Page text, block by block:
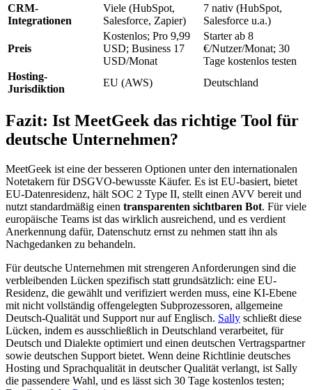
CRM-
Integrationen
Viele (HubSpot,
Salesforce, Zapier)
7 nativ (HubSpot,
Salesforce u.a.)
Preis
Kostenlos; Pro 9,99
USD; Business 17
USD/Monat
Starter ab 8
€/Nutzer/Monat; 30
Tage kostenlos testen
Hosting-
Jurisdiktion
EU (AWS) Deutschland
Fazit: Ist MeetGeek das richtige Tool für
deutsche Unternehmen?
MeetGeek ist eine der besseren Optionen unter den internationalen
Notetakern für DSGVO-bewusste Käufer. Es ist EU-basiert, bietet
EU-Datenresidenz, hält SOC 2 Type II, stellt einen AVV bereit und
nutzt standardmäßig einen transparenten sichtbaren Bot. Für viele
europäische Teams ist das wirklich ausreichend, und es verdient
Anerkennung dafür, Datenschutz ernst zu nehmen statt ihn als
Nachgedanken zu behandeln.
Für deutsche Unternehmen mit strengeren Anforderungen sind die
verbleibenden Lücken spezifisch statt grundsätzlich: eine EU-
Residenz, die gewählt und verifiziert werden muss, eine KI-Ebene
mit nicht vollständig offengelegten Subprozessoren, allgemeine
Deutsch-Qualität und Support nur auf Englisch. Sally schließt diese
Lücken, indem es ausschließlich in Deutschland verarbeitet, für
Deutsch und Dialekte optimiert und einen deutschen Vertragspartner
sowie deutschen Support bietet. Wenn deine Richtlinie deutsches
Hosting und Sprachqualität in deutscher Qualität verlangt, ist Sally
die passendere Wahl, und es lässt sich 30 Tage kostenlos testen;